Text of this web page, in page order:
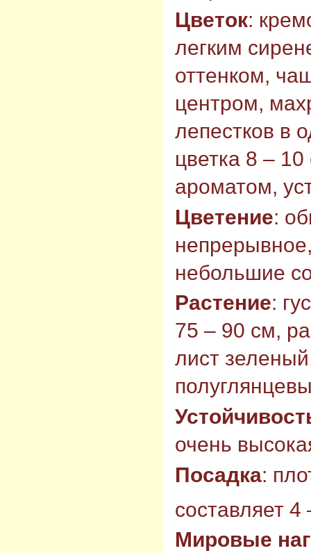
Цветок:
легким
оттенком,
центром,
лепестков в
цветка 8 –
ароматом,
Цветение:
небольшие
Растение:
75 – 90 см,
лист
очень
Посадка:
составляет
Мировые